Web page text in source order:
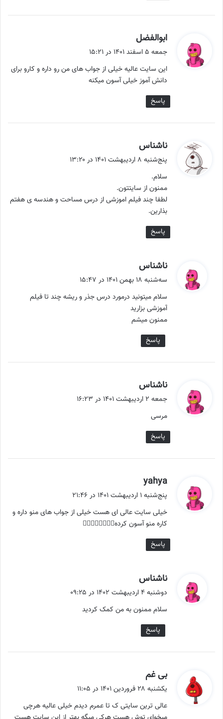
ابوالفضل
ف
:
جمعه ۵ اسفند ۱۴۰۱ در ۱۵:۲۱
این سایت عالیه خیلی از جواب های من رو داره و کارو برای
دانش آموز خیلی آسون میکنه
پاسخ
ناشناس
ف پنج‌شنبه ۸ اردیبهشت ۱۴۰۱ در ۱۳:۲۰
سلام.
ممنون از سایتتون.
لطفا چند فیلم اموزشی از درس مساحت و هندسه ی هفتم
بذارین.
پاسخ
ناشناس
ف
:
سه‌شنبه ۱۸ بهمن ۱۴۰۱ در ۱۵:۴۷
سلام میتونید درمورد درس جذر و ریشه چند تا فیلم
آموزشی بزارید
ممنون میشم
پاسخ
ناشناس
ف
جمعه ۲ اردیبهشت ۱۴۰۱ در ۱۶:۲۳
مرسی
پاسخ
yahya
ف
:
پنج‌شنبه ۱ اردیبهشت ۱۴۰۱ در ۲۱:۴۶
خیلی سایت عالی ای هست خیلی از جواب های منو داره و
کاره منو آسون کرده👍🏻👍🏻👍🏻👍🏻
پاسخ
ناشناس
ف
:
دوشنبه ۴ اردیبهشت ۱۴۰۲ در ۰۹:۲۵
سلام ممنون به من کمک کردید
پاسخ
بی غم
ف
:
یکشنبه ۲۸ فروردین ۱۴۰۱ در ۱۱:۰۵
عالی ترین سایتی ک تا عمرم دیدم خیلی عالیه هرچی